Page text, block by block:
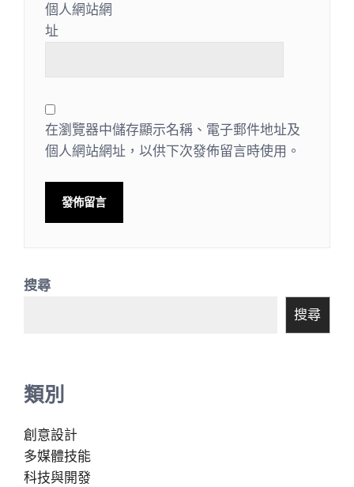
個人網站網
址
在瀏覽器中儲存顯示名稱、電子郵件地址及
個人網站網址，以供下次發佈留言時使用。
搜尋
搜尋
類別
創意設計
多媒體技能
科技與開發